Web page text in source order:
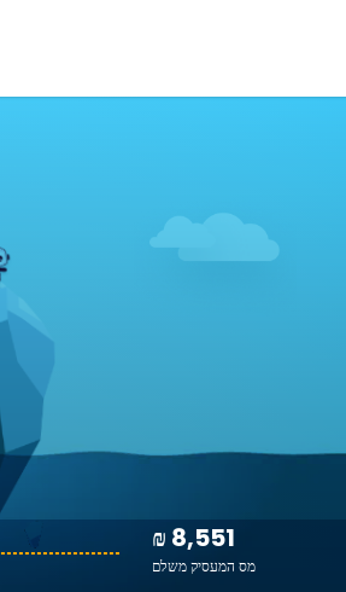
₪ 8,551
מס המעסיק משלם